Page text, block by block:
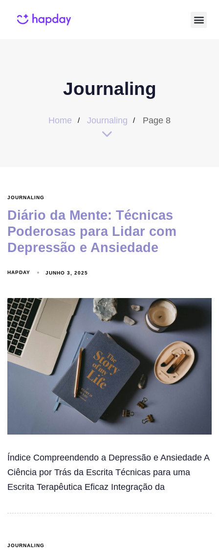
Journaling
Home Journaling Page 8
JOURNALING
Diário da Mente: Técnicas
Poderosas para Lidar com
Depressão e Ansiedade
HAPDAY JUNHO 3, 2025
Índice Compreendendo a Depressão e Ansiedade A
Ciência por Trás da Escrita Técnicas para uma
Escrita Terapêutica Eficaz Integração da
JOURNALING